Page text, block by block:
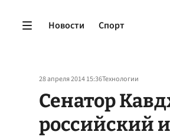
Новости Спорт
28 апреля 2014 15:36Технологии
Сенатор
российский